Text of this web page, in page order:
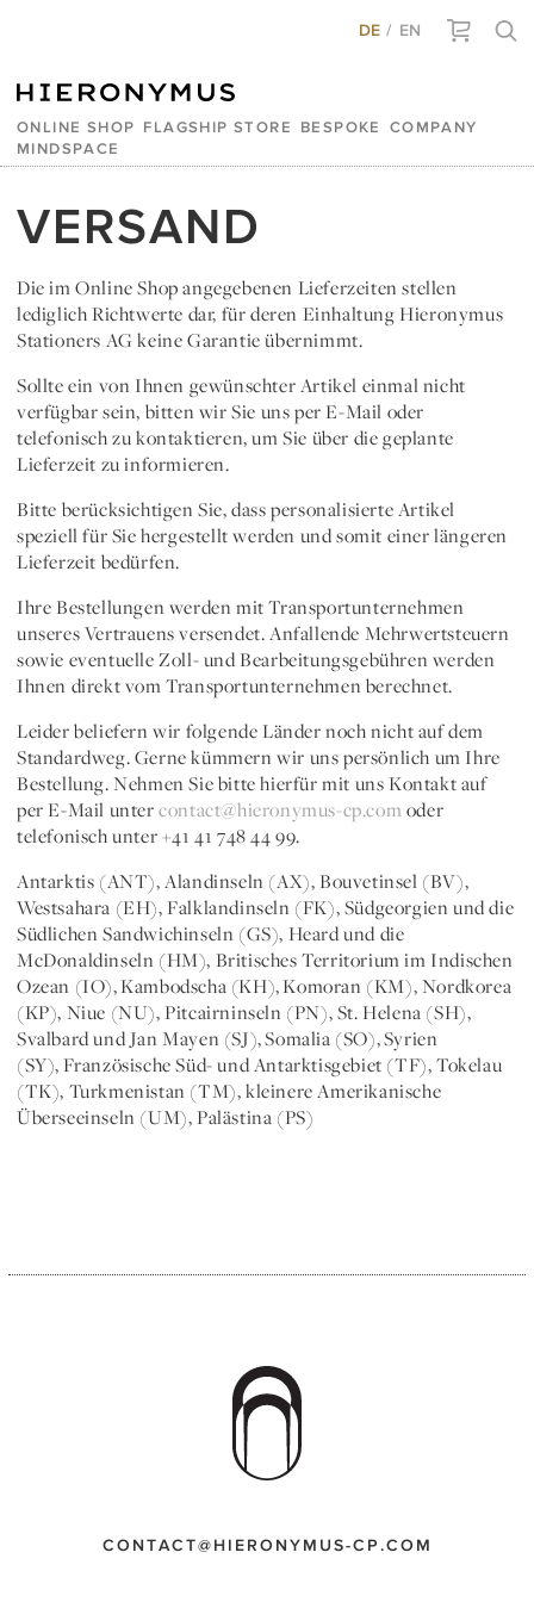
DE EN
ONLINE SHOP FLAGSHIP STORE BESPOKE
COMPANY
MINDSPACE
VERSAND
Die im Online Shop angegebenen Lieferzeiten stellen
lediglich Richtwerte dar, für deren Einhaltung Hieronymus
Stationers AG keine Garantie übernimmt.
Sollte ein von Ihnen gewünschter Artikel einmal nicht
verfügbar sein, bitten wir Sie uns per E-Mail oder
telefonisch zu kontaktieren, um Sie über die geplante
Lieferzeit zu informieren.
Bitte berücksichtigen Sie, dass personalisierte Artikel
speziell für Sie hergestellt werden und somit einer längeren
Lieferzeit bedürfen.
Ihre Bestellungen werden mit Transportunternehmen
unseres Vertrauens versendet. Anfallende Mehrwertsteuern
sowie eventuelle Zoll- und Bearbeitungsgebühren werden
Ihnen direkt vom Transportunternehmen berechnet.
Leider beliefern wir folgende Länder noch nicht auf dem
Standardweg. Gerne kümmern wir uns persönlich um Ihre
Bestellung. Nehmen Sie bitte hierfür mit uns Kontakt auf
per E-Mail untercontact@hieronymus-cp.com oder
telefonisch unter +41 41 748 44 99.
Antarktis (ANT), Alandinseln (AX), Bouvetinsel (BV),
Westsahara (EH), Falklandinseln (FK), Südgeorgien und die
Südlichen Sandwichinseln (GS), Heard und die
McDonaldinseln (HM), Britisches Territorium im Indischen
Ozean (IO), Kambodscha (KH), Komoran (KM), Nordkorea
(KP), Niue (NU), Pitcairninseln (PN), St. Helena (SH),
Svalbard und Jan Mayen (SJ), Somalia (SO), Syrien
(SY), Französische Süd- und Antarktisgebiet (TF), Tokelau
(TK), Turkmenistan (TM), kleinere Amerikanische
Überseeinseln (UM), Palästina (PS)
CONTACT@HIERONYMUS-CP.COM